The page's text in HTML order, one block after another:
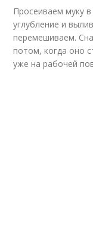
Просеиваем муку
углубление и
перемешиваем.
потом, когда оно
уже на рабочей